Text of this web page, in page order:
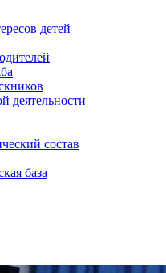
детей
деятельности
состав
база